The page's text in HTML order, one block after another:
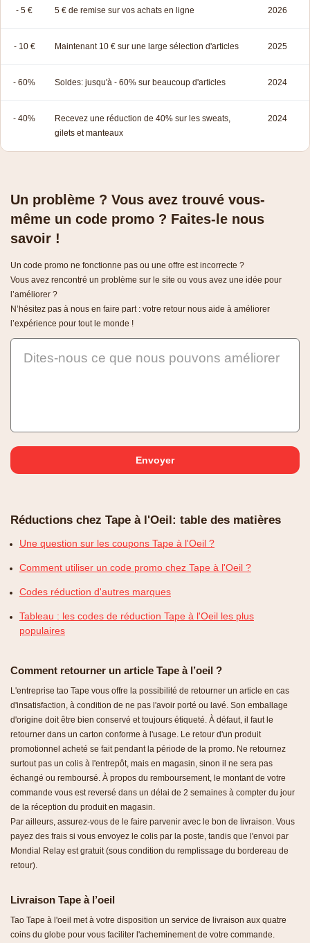
- 5 € 5 € de remise sur vos achats en ligne 2026
- 10 € Maintenant 10 € sur une large sélection d'articles 2025
- 60% Soldes: jusqu'à - 60% sur beaucoup d'articles 2024
- 40%
Recevez une réduction de 40% sur les sweats,
gilets et manteaux
2024
Un problème ? Vous avez trouvé vous-
même un code promo ? Faites-le nous
savoir !
Un code promo ne fonctionne pas ou une offre est incorrecte ?
Vous avez rencontré un problème sur le site ou vous avez une idée pour
l’améliorer ?
N’hésitez pas à nous en faire part : votre retour nous aide à améliorer
l’expérience pour tout le monde !
Dites-nous ce que nous pouvons améliorer
Réductions chez Tape à l'Oeil: table des matières
Une question sur les coupons Tape à l'Oeil ?
Comment utiliser un code promo chez Tape à l'Oeil ?
Codes réduction d'autres marques
Tableau : les codes de réduction Tape à l'Oeil les plus
populaires
Comment retourner un article Tape à l’oeil ?
L'entreprise tao Tape vous offre la possibilité de retourner un article en cas
d'insatisfaction, à condition de ne pas l'avoir porté ou lavé. Son emballage
d'origine doit être bien conservé et toujours étiqueté. À défaut, il faut le
retourner dans un carton conforme à l'usage. Le retour d'un produit
promotionnel acheté se fait pendant la période de la promo. Ne retournez
surtout pas un colis à l'entrepôt, mais en magasin, sinon il ne sera pas
échangé ou remboursé. À propos du remboursement, le montant de votre
commande vous est reversé dans un délai de 2 semaines à compter du jour
de la réception du produit en magasin.
Par ailleurs, assurez-vous de le faire parvenir avec le bon de livraison. Vous
payez des frais si vous envoyez le colis par la poste, tandis que l'envoi par
Mondial Relay est gratuit (sous condition du remplissage du bordereau de
retour).
Livraison Tape à l’oeil
Tao Tape à l'oeil met à votre disposition un service de livraison aux quatre
coins du globe pour vous faciliter l'acheminement de votre commande.